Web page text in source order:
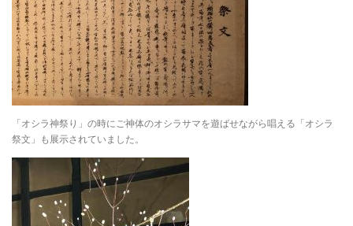
「オシラ神祭り」の時にご神体のオシラサマを遊ばせながら唱える「オシラ
祭文」も展示されていました。